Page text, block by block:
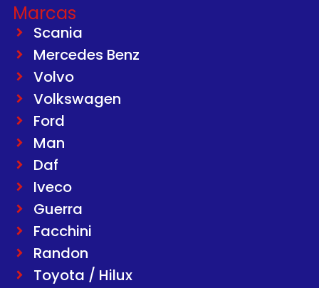
Marcas
Scania
Mercedes Benz
Volvo
Volkswagen
Ford
Man
Daf
Iveco
Guerra
Facchini
Randon
Toyota / Hilux